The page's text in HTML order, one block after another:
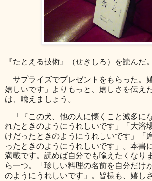
『たとえる技術』（せきしろ）を読んだ。
サプライズでプレゼントをもらった。
嬉しいです」よりもっと、嬉しさを伝え
は、喩えましょう。
「『この犬、他の人に懐くこと滅多に
れたときのようにうれしいです」「大浴
けだったときのようにうれしいです」「
ったときのようにうれしいです」。本書
満載です。読めば自分でも喩えたくなり
ら一つ。「珍しい料理の名前を自分だけ
のようにうれしいです」。皆様も、嬉し